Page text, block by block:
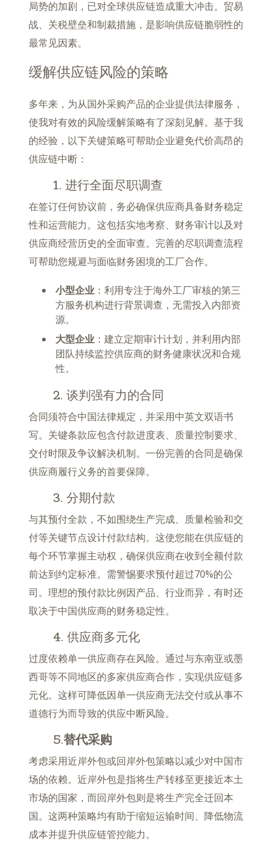
局势的加剧，已对全球供应链造成重大冲击。贸易
战、关税壁垒和制裁措施，是影响供应链脆弱性的
最常见因素。
缓解供应链风险的策略
多年来，为从国外采购产品的企业提供法律服务，
使我对有效的风险缓解策略有了深刻见解。基于我
的经验，以下关键策略可帮助企业避免代价高昂的
供应链中断：
1. 进行全面尽职调查
在签订任何协议前，务必确保供应商具备财务稳定
性和运营能力。这包括实地考察、财务审计以及对
供应商经营历史的全面审查。完善的尽职调查流程
可帮助您规避与面临财务困境的工厂合作。
小型企业 ：利用专注于海外工厂审核的第三
方服务机构进行背景调查，无需投入内部资
源。
大型企业 ：建立定期审计计划，并利用内部
团队持续监控供应商的财务健康状况和合规
性。
2. 谈判强有力的合同
合同须符合中国法律规定，并采用中英文双语书
写。关键条款应包含付款进度表、质量控制要求、
交付时限及争议解决机制。一份完善的合同是确保
供应商履行义务的首要保障。
3. 分期付款
与其预付全款，不如围绕生产完成、质量检验和交
付等关键节点设计付款结构。这使您能在供应链的
每个环节掌握主动权，确保供应商在收到全额付款
前达到约定标准。需警惕要求预付超过70%的公
司。理想的预付款比例因产品、行业而异，有时还
取决于中国供应商的财务稳定性。
4. 供应商多元化
过度依赖单一供应商存在风险。通过与东南亚或墨
西哥等不同地区的多家供应商合作，实现供应链多
元化。这样可降低因单一供应商无法交付或从事不
道德行为而导致的供应中断风险。
5.替代采购
考虑采用近岸外包或回岸外包策略以减少对中国市
场的依赖。近岸外包是指将生产转移至更接近本土
市场的国家，而回岸外包则是将生产完全迁回本
国。这两种策略均有助于缩短运输时间、降低物流
成本并提升供应链管控能力。